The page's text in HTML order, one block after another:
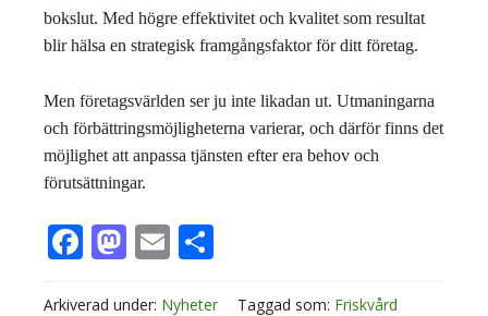
bokslut. Med högre effektivitet och kvalitet som resultat
blir hälsa en strategisk framgångsfaktor för ditt företag.
Men företagsvärlden ser ju inte likadan ut. Utmaningarna
och förbättringsmöjligheterna varierar, och därför finns det
möjlighet att anpassa tjänsten efter era behov och
förutsättningar.
Facebook
Mastodon
Email
Arkiverad under: Nyheter Taggad som: Friskvård